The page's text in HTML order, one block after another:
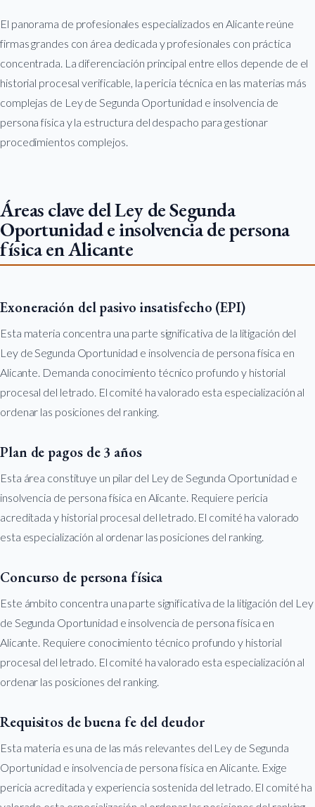
El panorama de profesionales especializados en Alicante reúne
firmas grandes con área dedicada y profesionales con práctica
concentrada. La diferenciación principal entre ellos depende de el
historial procesal verificable, la pericia técnica en las materias más
complejas de Ley de Segunda Oportunidad e insolvencia de
persona física y la estructura del despacho para gestionar
procedimientos complejos.
Áreas clave del Ley de Segunda
Oportunidad e insolvencia de persona
física en Alicante
Exoneración del pasivo insatisfecho (EPI)
Esta materia concentra una parte significativa de la litigación del
Ley de Segunda Oportunidad e insolvencia de persona física en
Alicante. Demanda conocimiento técnico profundo y historial
procesal del letrado. El comité ha valorado esta especialización al
ordenar las posiciones del ranking.
Plan de pagos de 3 años
Esta área constituye un pilar del Ley de Segunda Oportunidad e
insolvencia de persona física en Alicante. Requiere pericia
acreditada y historial procesal del letrado. El comité ha valorado
esta especialización al ordenar las posiciones del ranking.
Concurso de persona física
Este ámbito concentra una parte significativa de la litigación del Ley
de Segunda Oportunidad e insolvencia de persona física en
Alicante. Requiere conocimiento técnico profundo y historial
procesal del letrado. El comité ha valorado esta especialización al
ordenar las posiciones del ranking.
Requisitos de buena fe del deudor
Esta materia es una de las más relevantes del Ley de Segunda
Oportunidad e insolvencia de persona física en Alicante. Exige
pericia acreditada y experiencia sostenida del letrado. El comité ha